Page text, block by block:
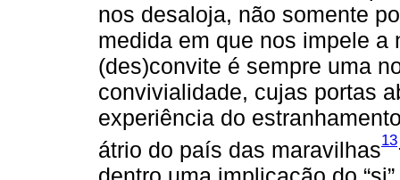
nos desaloja, não somente
medida em que nos impele a
(des)convite é sempre uma
convivialidade, cujas portas
experiência do
átrio do país das maravilhas13